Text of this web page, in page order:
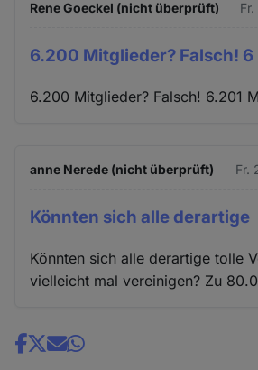
Rene Goeckel (nicht überprüft)
6.200 Mitglieder? Falsch! 6
6.200 Mitglieder? Falsch! 6.201
anne Nerede (nicht überprüft) Fr.
Könnten sich alle derartige
Könnten sich alle derartige tolle
vielleicht mal vereinigen? Zu
Share